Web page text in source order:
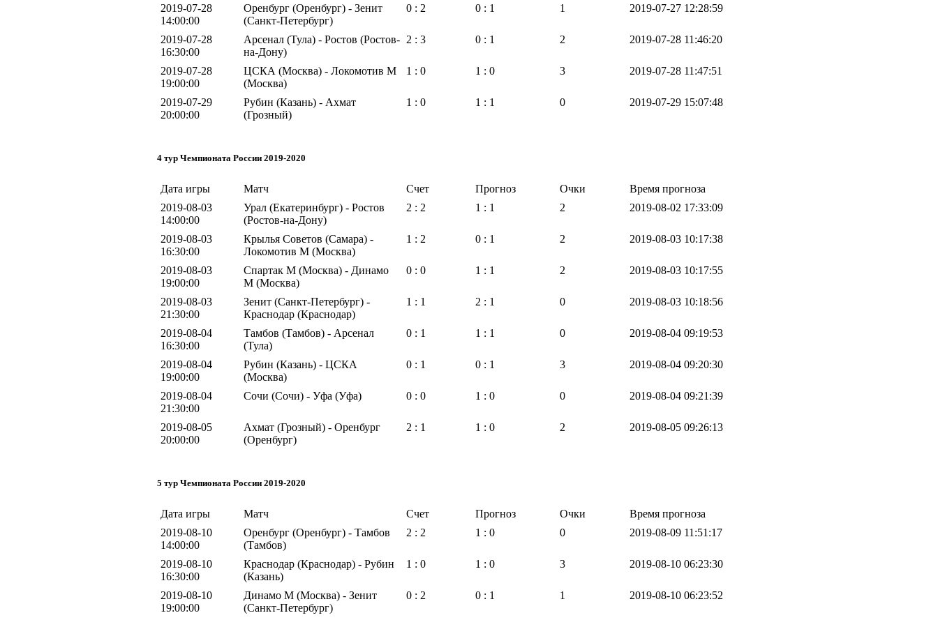
2019-07-28
14:00:00
Оренбург (Оренбург) - Зенит
(Санкт-Петербург)
0 : 2 0 : 1 1 2019-07-27 12:28:59
2019-07-28
16:30:00
Арсенал (Тула) - Ростов (Ростов-
на-Дону)
2 : 3 0 : 1 2 2019-07-28 11:46:20
2019-07-28
19:00:00
ЦСКА (Москва) - Локомотив М
(Москва)
1 : 0 1 : 0 3 2019-07-28 11:47:51
2019-07-29
20:00:00
Рубин (Казань) - Ахмат
(Грозный)
1 : 0 1 : 1 0 2019-07-29 15:07:48
4 тур Чемпионата России 2019-2020
Дата игры Матч Счет Прогноз Очки
Время прогноза
2019-08-03
14:00:00
Урал (Екатеринбург) - Ростов
(Ростов-на-Дону)
2 : 2 1 : 1 2 2019-08-02 17:33:09
2019-08-03
16:30:00
Крылья Советов (Самара) -
Локомотив М (Москва)
1 : 2 0 : 1 2 2019-08-03 10:17:38
2019-08-03
19:00:00
Спартак М (Москва) - Динамо
М (Москва)
0 : 0 1 : 1 2 2019-08-03 10:17:55
2019-08-03
21:30:00
Зенит (Санкт-Петербург) -
Краснодар (Краснодар)
1 : 1 2 : 1 0 2019-08-03 10:18:56
2019-08-04
16:30:00
Тамбов (Тамбов) - Арсенал
(Тула)
0 : 1 1 : 1 0 2019-08-04 09:19:53
2019-08-04
19:00:00
Рубин (Казань) - ЦСКА
(Москва)
0 : 1 0 : 1 3 2019-08-04 09:20:30
2019-08-04
21:30:00
Сочи (Сочи) - Уфа (Уфа) 0 : 0 1 : 0 0 2019-08-04 09:21:39
2019-08-05
20:00:00
Ахмат (Грозный) - Оренбург
(Оренбург)
2 : 1 1 : 0 2 2019-08-05 09:26:13
5 тур Чемпионата России 2019-2020
Дата игры Матч Счет Прогноз Очки
Время прогноза
2019-08-10
14:00:00
Оренбург (Оренбург) - Тамбов
(Тамбов)
2 : 2 1 : 0 0 2019-08-09 11:51:17
2019-08-10
16:30:00
Краснодар (Краснодар) - Рубин
(Казань)
1 : 0 1 : 0 3 2019-08-10 06:23:30
2019-08-10
19:00:00
Динамо М (Москва) - Зенит
(Санкт-Петербург)
0 : 2 0 : 1 1 2019-08-10 06:23:52